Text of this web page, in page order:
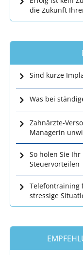
die Zukunft
Sind kurze
Was bei
Zahnärzte-
Managerin
So holen Sie
Steuervorteilen
Telefontraining
stressige